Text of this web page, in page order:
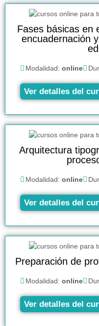
Fases básicas en
encuadernación
Modalidad: online
Ver detalles del
Arquitectura
Modalidad: online
Ver detalles del
Preparación de
Modalidad: online
Ver detalles del